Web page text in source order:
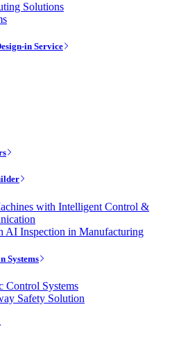
Solutions
in Service
with Intelligent Control &
AI Inspection in Manufacturing
Systems
Control Systems
Safety Solution